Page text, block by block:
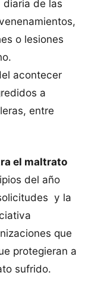
de las
o lesiones
acontecer
a
entre
el maltrato
del año
y la
que
protegieran a
sufrido.